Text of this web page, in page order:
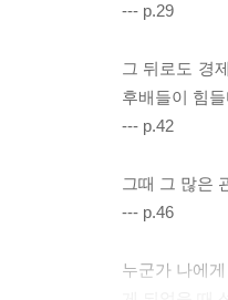
--- p.29
그 뒤로도 경
후배들이 힘
--- p.42
그때 그 많은
--- p.46
누군가 나에